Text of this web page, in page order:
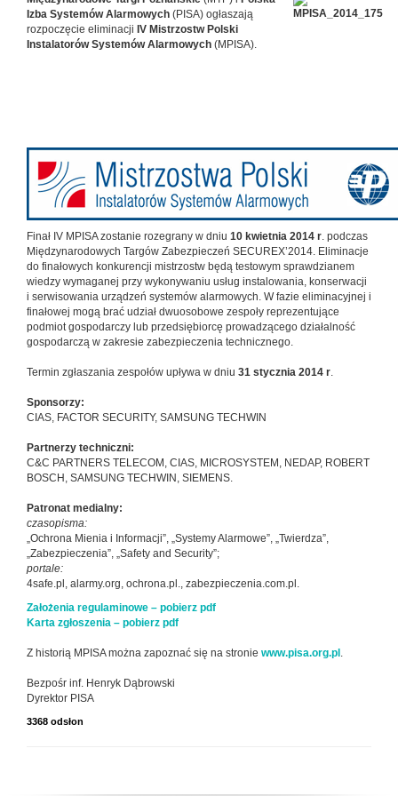
Izba Systemów Alarmowych (PISA) ogłaszają
rozpoczęcie eliminacji IV Mistrzostw Polski
Instalatorów Systemów Alarmowych (MPISA).
Finał IV MPISA zostanie rozegrany w dniu 10 kwietnia 2014 r. podczas
Międzynarodowych Targów Zabezpieczeń SECUREX’2014. Eliminacje
do finałowych konkurencji mistrzostw będą testowym sprawdzianem
wiedzy wymaganej przy wykonywaniu usług instalowania, konserwacji
i serwisowania urządzeń systemów alarmowych. W fazie eliminacyjnej i
finałowej mogą brać udział dwuosobowe zespoły reprezentujące
podmiot gospodarczy lub przedsiębiorcę prowadzącego działalność
gospodarczą w zakresie zabezpieczenia technicznego.
Termin zgłaszania zespołów upływa w dniu 31 stycznia 2014 r.
Sponsorzy:
CIAS, FACTOR SECURITY, SAMSUNG TECHWIN
Partnerzy techniczni:
C&C PARTNERS TELECOM, CIAS, MICROSYSTEM, NEDAP, ROBERT
BOSCH, SAMSUNG TECHWIN, SIEMENS.
Patronat medialny:
czasopisma:
„Ochrona Mienia i Informacji”, „Systemy Alarmowe”, „Twierdza”,
„Zabezpieczenia”, „Safety and Security”;
portale:
4safe.pl, alarmy.org, ochrona.pl., zabezpieczenia.com.pl.
Założenia regulaminowe – pobierz pdf
Karta zgłoszenia – pobierz pdf
Z historią MPISA można zapoznać się na stronie www.pisa.org.pl .
Bezpośr inf. Henryk Dąbrowski
Dyrektor PISA
3368 odsłon